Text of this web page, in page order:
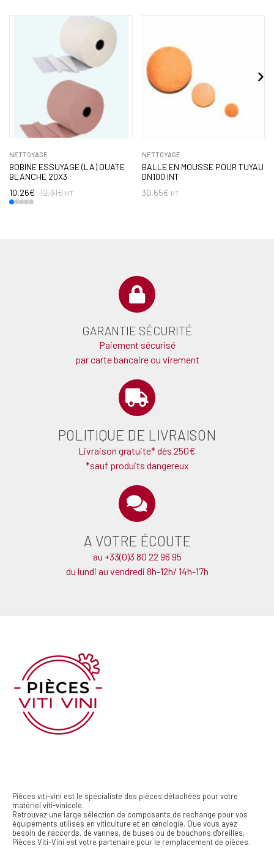
NETTOYAGE
BOBINE ESSUYAGE (LA) OUATE
BLANCHE 20X3
12,31€
10,26€ HT
NETTOYAGE
BALLE EN MOUSSE POUR TUYAU
DN100 INT
30,65€ HT
GARANTIE SÉCURITÉ
Paiement sécurisé
par carte bancaire ou virement
POLITIQUE DE LIVRAISON
Livraison gratuite* dès 250€
*sauf produits dangereux
A VOTRE ÉCOUTE
au +33(0)3 80 22 96 95
du lundi au vendredi 8h-12h/ 14h-17h
Pièces viti-vini est le spécialiste des pièces détachées pour votre
matériel viti-vinicole.
Retrouvez une large sélection de composants de rechange pour vos
équipements utilisés en viticulture et en œnologie. Que vous ayez
besoin de raccords, de vannes, de buses ou de bouchons d'oreilles,
Pièces Viti-Vini est votre partenaire pour le remplacement de pièces.